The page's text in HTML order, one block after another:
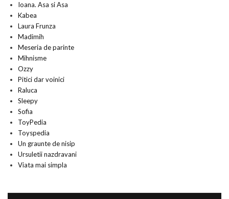
Ioana. Asa si Asa
Kabea
Laura Frunza
Madimih
Meseria de parinte
Mihnisme
Ozzy
Pitici dar voinici
Raluca
Sleepy
Sofia
ToyPedia
Toyspedia
Un graunte de nisip
Ursuletii nazdravani
Viata mai simpla